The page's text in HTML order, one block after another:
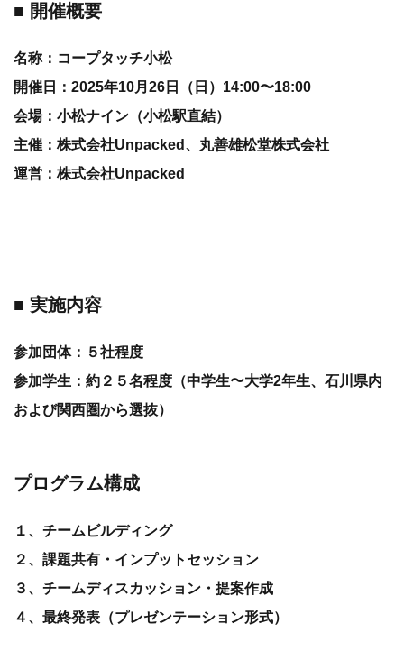
■ 開催概要
名称：コープタッチ小松
開催日：2025年10月26日（日）14:00〜18:00
会場：小松ナイン（小松駅直結）
主催：株式会社Unpacked、丸善雄松堂株式会社
運営：株式会社Unpacked
■ 実施内容
参加団体：５社程度
参加学生：約２５名程度（中学生〜大学2年生、石川県内
および関西圏から選抜）
プログラム構成
１、チームビルディング
２、課題共有・インプットセッション
３、チームディスカッション・提案作成
４、最終発表（プレゼンテーション形式）